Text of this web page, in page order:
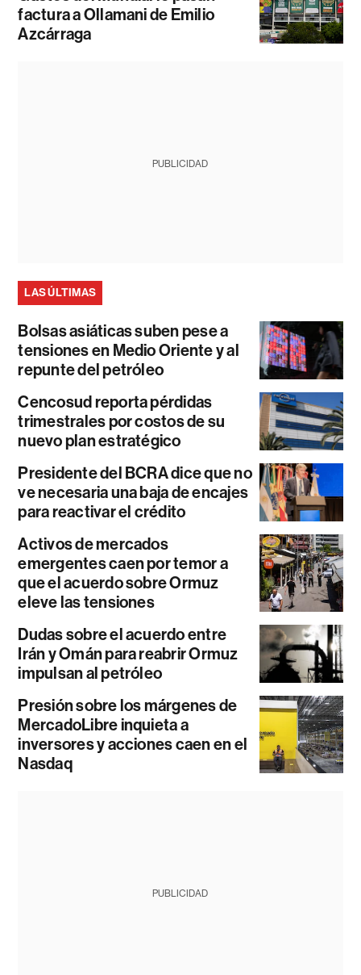
factura a Ollamani de Emilio
Azcárraga
PUBLICIDAD
LAS ÚLTIMAS
Bolsas asiáticas suben pese a
tensiones en Medio Oriente y al
repunte del petróleo
Cencosud reporta pérdidas
trimestrales por costos de su
nuevo plan estratégico
Presidente del BCRA dice que no
ve necesaria una baja de encajes
para reactivar el crédito
Activos de mercados
emergentes caen por temor a
que el acuerdo sobre Ormuz
eleve las tensiones
Dudas sobre el acuerdo entre
Irán y Omán para reabrir Ormuz
impulsan al petróleo
Presión sobre los márgenes de
MercadoLibre inquieta a
inversores y acciones caen en el
Nasdaq
PUBLICIDAD